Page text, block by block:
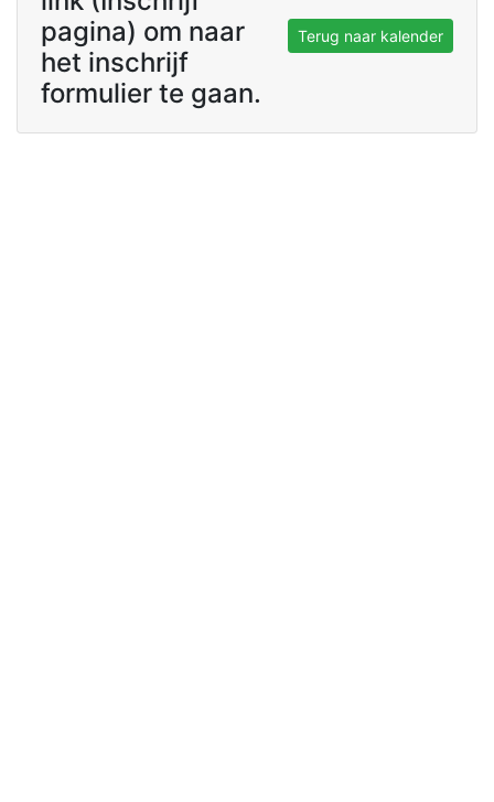
pagina) om naar
het inschrijf
formulier te gaan.
Terug naar kalender